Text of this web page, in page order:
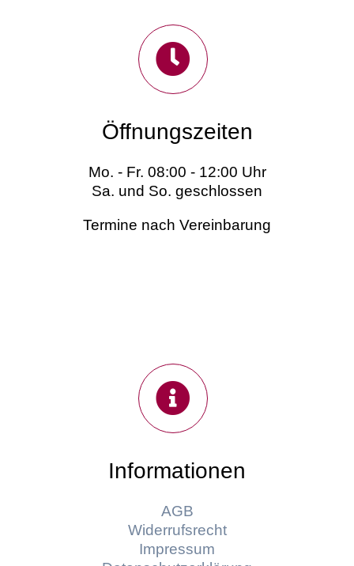
Öffnungszeiten
Mo. - Fr. 08:00 - 12:00 Uhr
Sa. und So. geschlossen
Termine nach Vereinbarung
Informationen
AGB
Widerrufsrecht
Impressum